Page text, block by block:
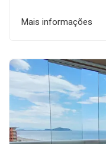
Mais informações